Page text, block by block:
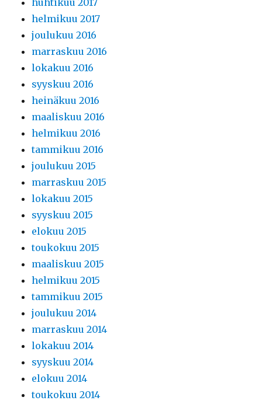
helmikuu 2017
joulukuu 2016
marraskuu 2016
lokakuu 2016
syyskuu 2016
heinäkuu 2016
maaliskuu 2016
helmikuu 2016
tammikuu 2016
joulukuu 2015
marraskuu 2015
lokakuu 2015
syyskuu 2015
elokuu 2015
toukokuu 2015
maaliskuu 2015
helmikuu 2015
tammikuu 2015
joulukuu 2014
marraskuu 2014
lokakuu 2014
syyskuu 2014
elokuu 2014
toukokuu 2014